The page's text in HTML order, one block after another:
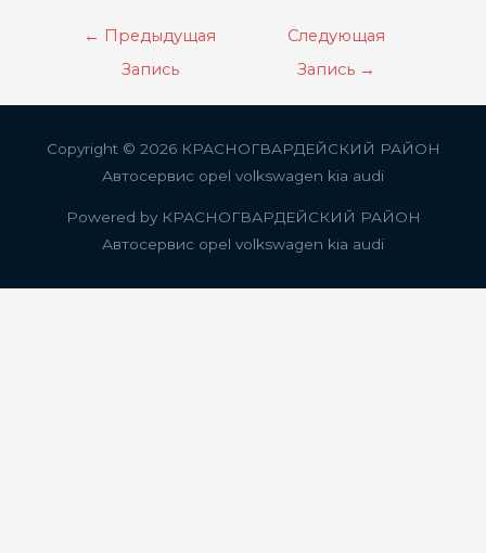
Навигация
записям
← Предыдущая
Запись
Следующая
Запись →
Copyright © 2026 КРАСНОГВАРДЕЙСКИЙ РАЙОН
Автосервис opel volkswagen kia audi
Powered by КРАСНОГВАРДЕЙСКИЙ РАЙОН
Автосервис opel volkswagen kia audi